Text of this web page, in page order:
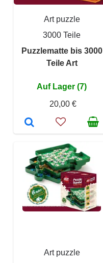
Art puzzle
3000 Teile
Puzzlematte bis 3000
Teile Art
Auf Lager (7)
20,00 €
Art puzzle